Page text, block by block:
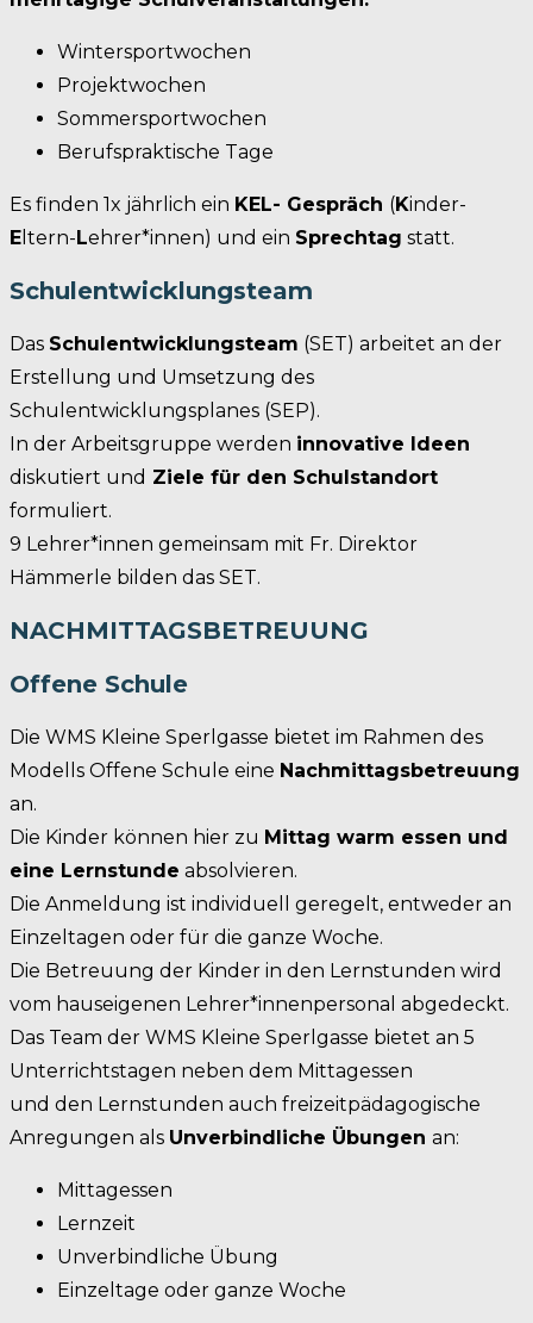
Wintersportwochen
Projektwochen
Sommersportwochen
Berufspraktische Tage
Es finden 1x jährlich ein KEL- Gespräch (Kinder-
E ltern-Lehrer*innen) und ein Sprechtag statt.
Schulentwicklungsteam
Das Schulentwicklungsteam (SET) arbeitet an der
Erstellung und Umsetzung des
Schulentwicklungsplanes (SEP).
In der Arbeitsgruppe werden innovative Ideen
diskutiert und Ziele für den Schulstandort
formuliert.
9 Lehrer*innen gemeinsam mit Fr. Direktor
Hämmerle bilden das SET.
NACHMITTAGSBETREUUNG
Offene Schule
Die WMS Kleine Sperlgasse bietet im Rahmen des
Modells Offene Schule eine Nachmittagsbetreuung
an.
Die Kinder können hier zu Mittag warm essen und
eine Lernstunde absolvieren.
Die Anmeldung ist individuell geregelt, entweder an
Einzeltagen oder für die ganze Woche.
Die Betreuung der Kinder in den Lernstunden wird
vom hauseigenen Lehrer*innenpersonal abgedeckt.
Das Team der WMS Kleine Sperlgasse bietet an 5
Unterrichtstagen neben dem Mittagessen
und den Lernstunden auch freizeitpädagogische
Anregungen als Unverbindliche Übungen an:
Mittagessen
Lernzeit
Unverbindliche Übung
Einzeltage oder ganze Woche